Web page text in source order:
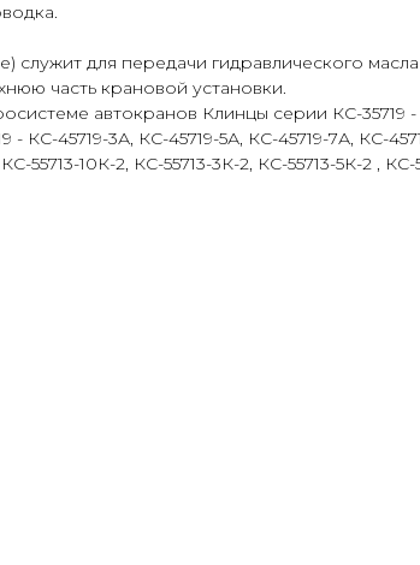
для передачи гидравлического масла
часть крановой установки.
автокранов Клинцы серии КС-35719 -
- КС-45719-3А, КС-45719-5А, КС-45719-7А, КС-
55713-10К-2, КС-55713-3К-2, КС-55713-5К-2 , КС-